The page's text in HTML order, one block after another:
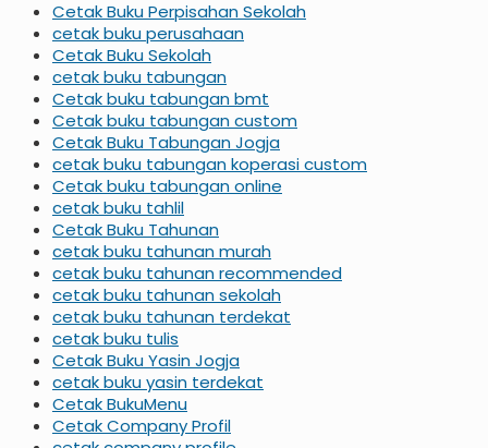
Cetak Buku Perpisahan Sekolah
cetak buku perusahaan
Cetak Buku Sekolah
cetak buku tabungan
Cetak buku tabungan bmt
Cetak buku tabungan custom
Cetak Buku Tabungan Jogja
cetak buku tabungan koperasi custom
Cetak buku tabungan online
cetak buku tahlil
Cetak Buku Tahunan
cetak buku tahunan murah
cetak buku tahunan recommended
cetak buku tahunan sekolah
cetak buku tahunan terdekat
cetak buku tulis
Cetak Buku Yasin Jogja
cetak buku yasin terdekat
Cetak BukuMenu
Cetak Company Profil